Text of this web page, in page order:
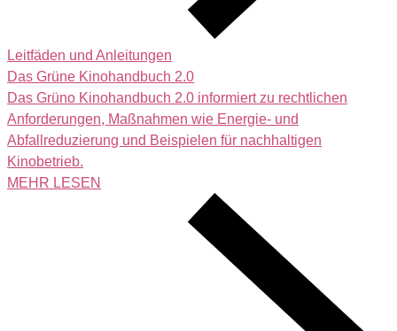
Leitfäden und Anleitungen
Das Grüne Kinohandbuch 2.0
Das Grüno Kinohandbuch 2.0 informiert zu rechtlichen
Anforderungen, Maßnahmen wie Energie- und
Abfallreduzierung und Beispielen für nachhaltigen
Kinobetrieb.
MEHR LESEN